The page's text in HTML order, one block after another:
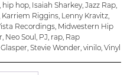
, hip hop, Isaiah Sharkey, Jazz Rap,
Karriem Riggins, Lenny Kravitz,
Recordings, Midwestern Hip
, Neo Soul , PJ, rap, Rap
, Stevie Wonder, vinilo, Vinyl